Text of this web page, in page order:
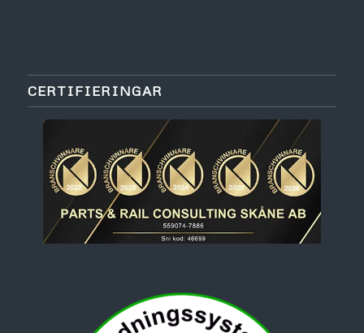
CERTIFIERINGAR